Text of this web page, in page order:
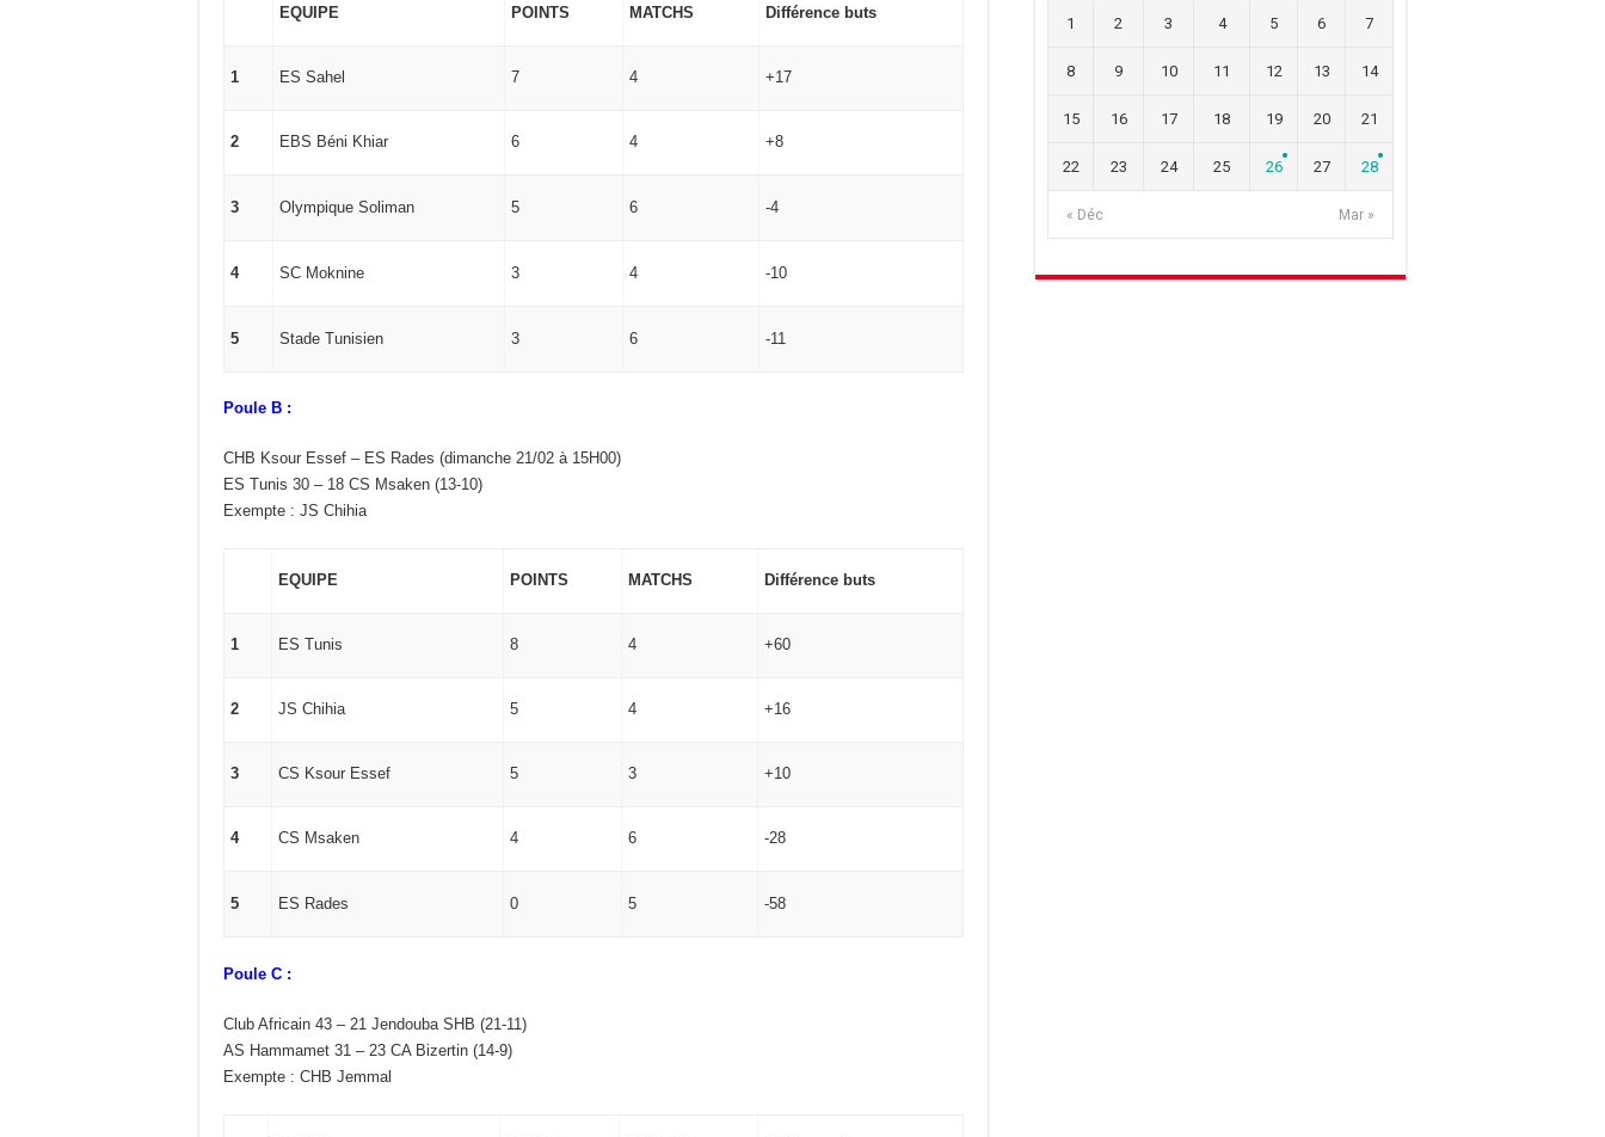
EQUIPE POINTS MATCHS Différence buts
1 ES Sahel 7 4 +17
2 EBS Béni Khiar 6 4 +8
3 Olympique Soliman 5 6 -4
4 SC Moknine 3 4 -10
5 Stade Tunisien 3 6 -11
Poule B :
CHB Ksour Essef – ES Rades (dimanche 21/02 à 15H00)
ES Tunis 30 – 18 CS Msaken (13-10)
Exempte : JS Chihia
EQUIPE POINTS MATCHS Différence buts
1 ES Tunis 8 4 +60
2 JS Chihia 5 4 +16
3 CS Ksour Essef 5 3 +10
4 CS Msaken 4 6 -28
5 ES Rades 0 5 -58
Poule C :
Club Africain 43 – 21 Jendouba SHB (21-11)
AS Hammamet 31 – 23 CA Bizertin (14-9)
Exempte : CHB Jemmal
« Déc Mar »
1 2 3 4 5 6 7
8 9 10 11 12 13 14
15 16 17 18 19 20 21
22 23 24 25 26 27 28